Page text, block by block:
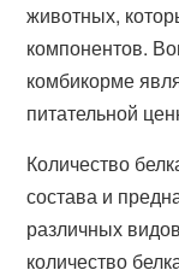
животных,
компонентов.
комбикорме
питательной
Количество
состава и
различных
количество